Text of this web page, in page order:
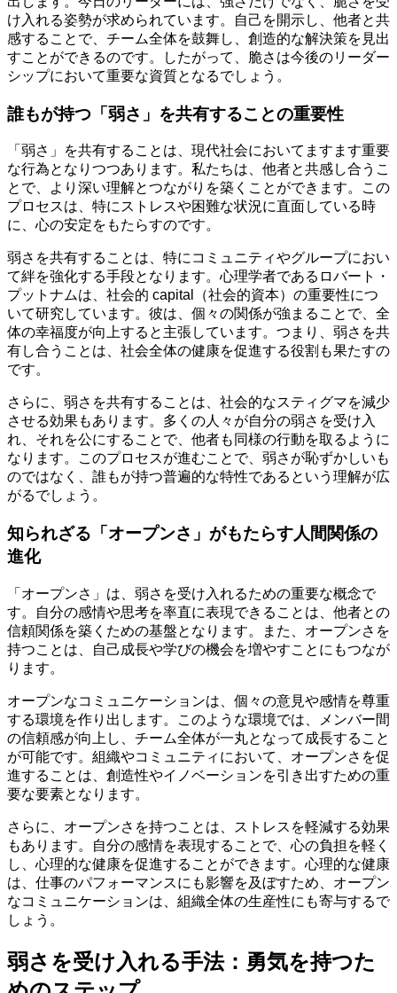
け入れる姿勢が求められています。自己を開示し、他者と共
感することで、チーム全体を鼓舞し、創造的な解決策を見出
すことができるのです。したがって、脆さは今後のリーダー
シップにおいて重要な資質となるでしょう。
誰もが持つ「弱さ」を共有することの重要性
「弱さ」を共有することは、現代社会においてますます重要
な行為となりつつあります。私たちは、他者と共感し合うこ
とで、より深い理解とつながりを築くことができます。この
プロセスは、特にストレスや困難な状況に直面している時
に、心の安定をもたらすのです。
弱さを共有することは、特にコミュニティやグループにおい
て絆を強化する手段となります。心理学者であるロバート・
プットナムは、社会的 capital（社会的資本）の重要性につ
いて研究しています。彼は、個々の関係が強まることで、全
体の幸福度が向上すると主張しています。つまり、弱さを共
有し合うことは、社会全体の健康を促進する役割も果たすの
です。
さらに、弱さを共有することは、社会的なスティグマを減少
させる効果もあります。多くの人々が自分の弱さを受け入
れ、それを公にすることで、他者も同様の行動を取るように
なります。このプロセスが進むことで、弱さが恥ずかしいも
のではなく、誰もが持つ普遍的な特性であるという理解が広
がるでしょう。
知られざる「オープンさ」がもたらす人間関係の
進化
「オープンさ」は、弱さを受け入れるための重要な概念で
す。自分の感情や思考を率直に表現できることは、他者との
信頼関係を築くための基盤となります。また、オープンさを
持つことは、自己成長や学びの機会を増やすことにもつなが
ります。
オープンなコミュニケーションは、個々の意見や感情を尊重
する環境を作り出します。このような環境では、メンバー間
の信頼感が向上し、チーム全体が一丸となって成長すること
が可能です。組織やコミュニティにおいて、オープンさを促
進することは、創造性やイノベーションを引き出すための重
要な要素となります。
さらに、オープンさを持つことは、ストレスを軽減する効果
もあります。自分の感情を表現することで、心の負担を軽く
し、心理的な健康を促進することができます。心理的な健康
は、仕事のパフォーマンスにも影響を及ぼすため、オープン
なコミュニケーションは、組織全体の生産性にも寄与するで
しょう。
弱さを受け入れる手法：勇気を持つた